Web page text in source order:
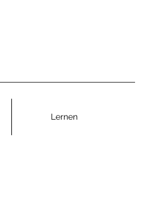
Lernen